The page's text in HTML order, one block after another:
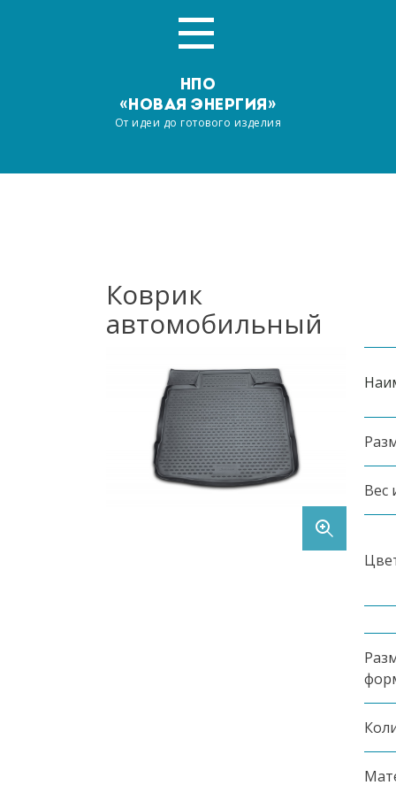
НПО
«НОВАЯ ЭНЕРГИЯ»
От идеи до готового изделия
Услуги
Производство
Наша продукция
Контакты
Коврик
автомобильный
Вес